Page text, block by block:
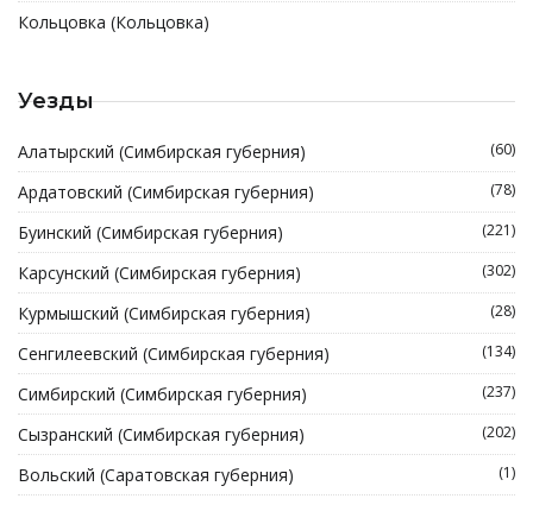
Кольцовка (Кольцовка)
Уезды
Алатырский (Симбирская губерния) (60)
Ардатовский (Симбирская губерния) (78)
Буинский (Симбирская губерния) (221)
Карсунский (Симбирская губерния) (302)
Курмышский (Симбирская губерния) (28)
Сенгилеевский (Симбирская губерния) (134)
Симбирский (Симбирская губерния) (237)
Сызранский (Симбирская губерния) (202)
Вольский (Саратовская губерния) (1)